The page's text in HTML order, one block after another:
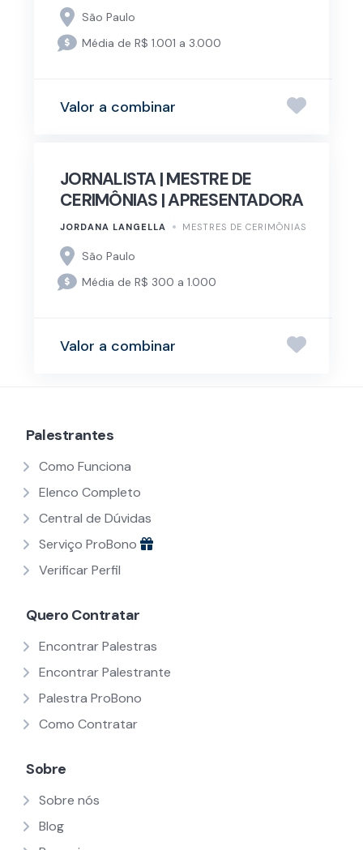
São Paulo
Média de R$ 1.001 a 3.000
Valor a combinar
JORNALISTA | MESTRE DE
CERIMÔNIAS | APRESENTADORA
JORDANA LANGELLA MESTRES DE CERIMÔNIAS
São Paulo
Média de R$ 300 a 1.000
Valor a combinar
Palestrantes
Como Funciona
Elenco Completo
Central de Dúvidas
Serviço ProBono
Verificar Perfil
Quero Contratar
Encontrar Palestras
Encontrar Palestrante
Palestra ProBono
Como Contratar
Sobre
Sobre nós
Blog